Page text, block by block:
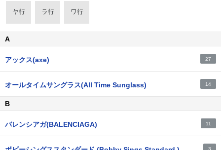
ヤ行 ラ行 ワ行
A
アックス(axe) 27
オールタイムサングラス(All Time Sunglass) 14
B
バレンシアガ(BALENCIAGA) 11
3